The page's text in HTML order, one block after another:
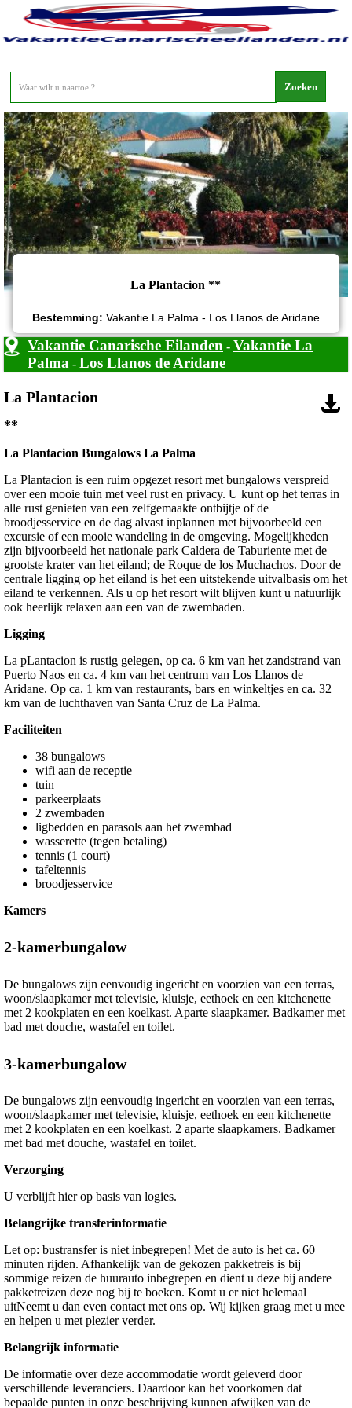
La Plantacion **
Bestemming: Vakantie La Palma - Los Llanos de Aridane
Vakantie Canarische Eilanden - Vakantie La
Palma - Los Llanos de Aridane
La Plantacion
**
La Plantacion Bungalows La Palma
La Plantacion is een ruim opgezet resort met bungalows verspreid
over een mooie tuin met veel rust en privacy. U kunt op het terras in
alle rust genieten van een zelfgemaakte ontbijtje of de
broodjesservice en de dag alvast inplannen met bijvoorbeeld een
excursie of een mooie wandeling in de omgeving. Mogelijkheden
zijn bijvoorbeeld het nationale park Caldera de Taburiente met de
grootste krater van het eiland; de Roque de los Muchachos. Door de
centrale ligging op het eiland is het een uitstekende uitvalbasis om het
eiland te verkennen. Als u op het resort wilt blijven kunt u natuurlijk
ook heerlijk relaxen aan een van de zwembaden.
Ligging
La pLantacion is rustig gelegen, op ca. 6 km van het zandstrand van
Puerto Naos en ca. 4 km van het centrum van Los Llanos de
Aridane. Op ca. 1 km van restaurants, bars en winkeltjes en ca. 32
km van de luchthaven van Santa Cruz de La Palma.
Faciliteiten
38 bungalows
wifi aan de receptie
tuin
parkeerplaats
2 zwembaden
ligbedden en parasols aan het zwembad
wasserette (tegen betaling)
tennis (1 court)
tafeltennis
broodjesservice
Kamers
2-kamerbungalow
De bungalows zijn eenvoudig ingericht en voorzien van een terras,
woon/slaapkamer met televisie, kluisje, eethoek en een kitchenette
met 2 kookplaten en een koelkast. Aparte slaapkamer. Badkamer met
bad met douche, wastafel en toilet.
3-kamerbungalow
De bungalows zijn eenvoudig ingericht en voorzien van een terras,
woon/slaapkamer met televisie, kluisje, eethoek en een kitchenette
met 2 kookplaten en een koelkast. 2 aparte slaapkamers. Badkamer
met bad met douche, wastafel en toilet.
Verzorging
U verblijft hier op basis van logies.
Belangrijke transferinformatie
Let op: bustransfer is niet inbegrepen! Met de auto is het ca. 60
minuten rijden. Afhankelijk van de gekozen pakketreis is bij
sommige reizen de huurauto inbegrepen en dient u deze bij andere
pakketreizen deze nog bij te boeken. Komt u er niet helemaal
uitNeemt u dan even contact met ons op. Wij kijken graag met u mee
en helpen u met plezier verder.
Belangrijk informatie
De informatie over deze accommodatie wordt geleverd door
verschillende leveranciers. Daardoor kan het voorkomen dat
bepaalde punten in onze beschrijving kunnen afwijken van de